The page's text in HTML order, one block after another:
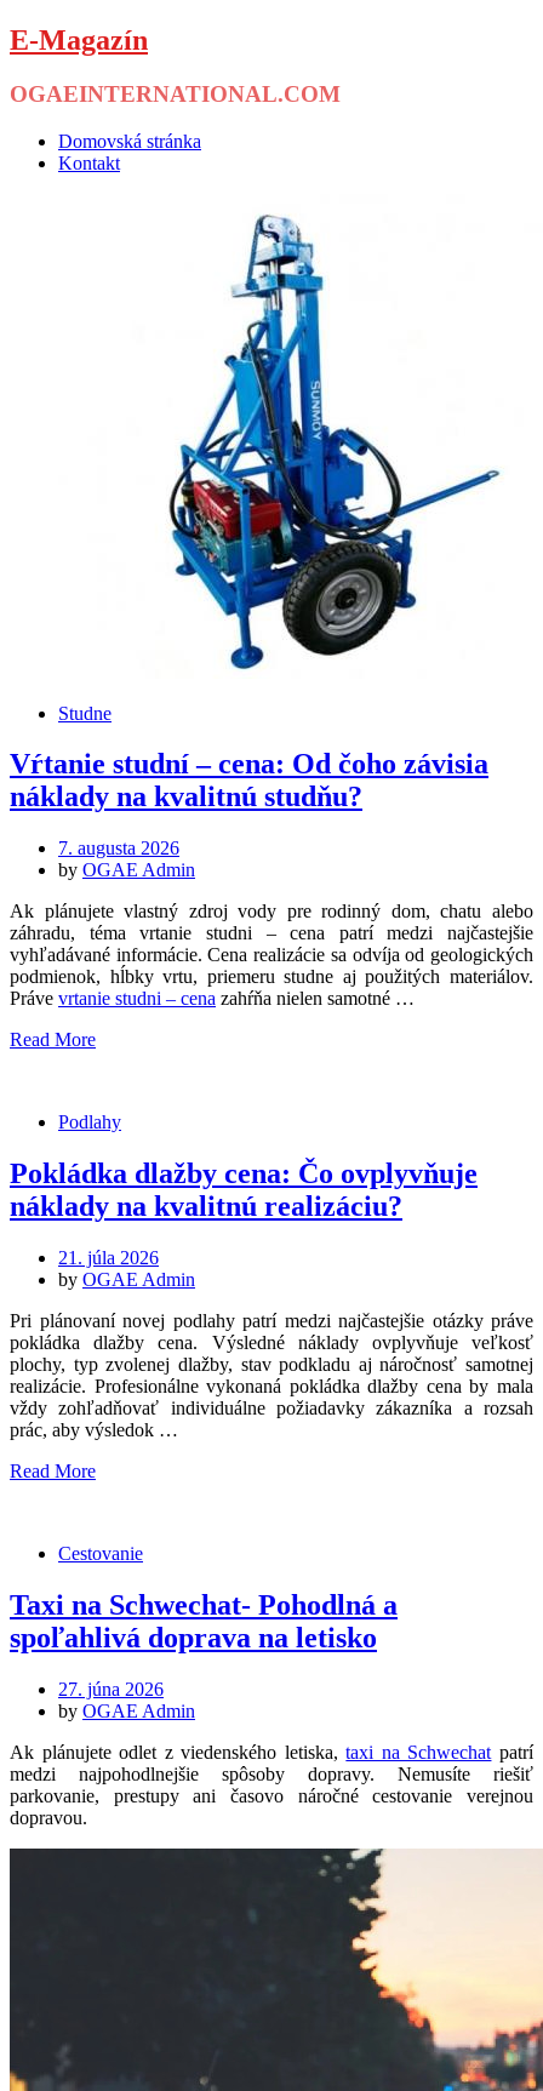
E-Magazín
OGAEINTERNATIONAL.COM
Menu
Skip
Domovská stránka
Kontakt
Studne
Vŕtanie studní – cena: Od čoho závisia
náklady na kvalitnú studňu?
Posted
on
7. augusta 2026
by OGAE Admin
Ak plánujete vlastný zdroj vody pre rodinný dom, chatu alebo
záhradu, téma vrtanie studni – cena patrí medzi najčastejšie
vyhľadávané informácie. Cena realizácie sa odvíja od geologických
podmienok, hĺbky vrtu, priemeru studne aj použitých materiálov.
Práve vrtanie studni – cena zahŕňa nielen samotné …
Read More
Podlahy
Pokládka dlažby cena: Čo ovplyvňuje
náklady na kvalitnú realizáciu?
Posted
on
21. júla 2026
by OGAE Admin
Pri plánovaní novej podlahy patrí medzi najčastejšie otázky práve
pokládka dlažby cena. Výsledné náklady ovplyvňuje veľkosť
plochy, typ zvolenej dlažby, stav podkladu aj náročnosť samotnej
realizácie. Profesionálne vykonaná pokládka dlažby cena by mala
vždy zohľadňovať individuálne požiadavky zákazníka a rozsah
prác, aby výsledok …
Read More
Cestovanie
Taxi na Schwechat- Pohodlná a
spoľahlivá doprava na letisko
Posted
on
27. júna 2026
by OGAE Admin
Ak plánujete odlet z viedenského letiska,taxi na Schwechat patrí
medzi najpohodlnejšie spôsoby dopravy. Nemusíte riešiť
parkovanie, prestupy ani časovo náročné cestovanie verejnou
dopravou.